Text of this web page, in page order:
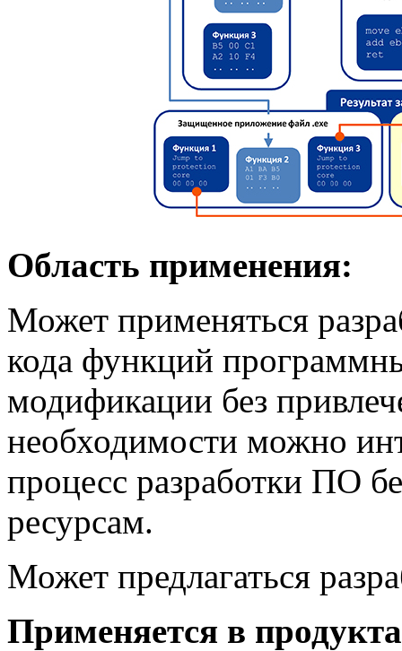
Область применения:
Может применяться
кода функций
модификации без
необходимости можно
процесс разработки ПО
ресурсам.
Может предлагаться
Применяется в